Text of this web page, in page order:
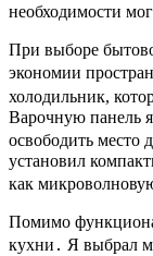
необходимости
При выборе
экономии
холодильник,
Варочную панель
освободить место
установил
как
Помимо
кухни․ Я выбрал